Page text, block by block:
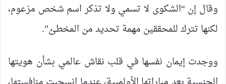
وقال إن “الشكوى لا تسمي ولا تذكر اسم شخص مزعوم،
لكنها تترك للمحققين مهمة تحديد من المخطئ”.
ووجدت إيمان نفسها في قلب نقاش عالمي بشأن هويتها